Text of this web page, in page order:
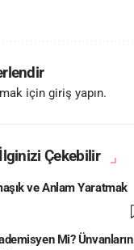
için giriş yapın.
Çekebilir
ve Anlam Yaratmak
Mi? Ünvanların